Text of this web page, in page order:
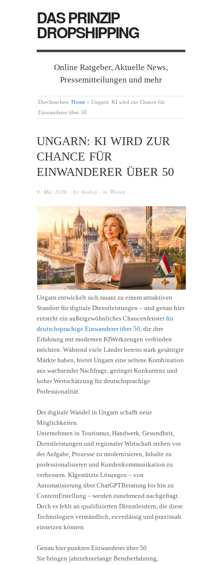
DAS PRINZIP
DROPSHIPPING
Online Ratgeber, Aktuelle News,
Pressemitteilungen und mehr
Durchsuchen: Home » Ungarn: KI wird zur Chance für
Einwanderer über 50
UNGARN: KI WIRD ZUR
CHANCE FÜR
EINWANDERER ÜBER 50
9. Mai 2026 · by Andrej · in Wissen
Ungarn entwickelt sich rasant zu einem attraktiven
Standort für digitale Dienstleistungen – und genau hier
entsteht ein außergewöhnliches Chancenfensterfür
deutschsprachige Einwanderer über 50, die ihre
Erfahrung mit modernen KIWerkzeugen verbinden
möchten. Während viele Länder bereits stark gesättigte
Märkte haben, bietet Ungarn eine seltene Kombination
aus wachsender Nachfrage, geringer Konkurrenz und
hoher Wertschätzung für deutschsprachige
Professionalität.
Der digitale Wandel in Ungarn schafft neue
Möglichkeiten.
Unternehmen in Tourismus, Handwerk, Gesundheit,
Dienstleistungen und regionaler Wirtschaft stehen vor
der Aufgabe, Prozesse zu modernisieren, Inhalte zu
professionalisieren und Kundenkommunikation zu
verbessern. KIgestützte Lösungen – von
Automatisierung über ChatGPTBeratung bis hin zu
ContentErstellung – werden zunehmend nachgefragt.
Doch es fehlt an qualifizierten Dienstleistern, die diese
Technologien verständlich, zuverlässig und praxisnah
einsetzen können.
Genau hier punkten Einwanderer über 50.
Sie bringen jahrzehntelange Berufserfahrung,